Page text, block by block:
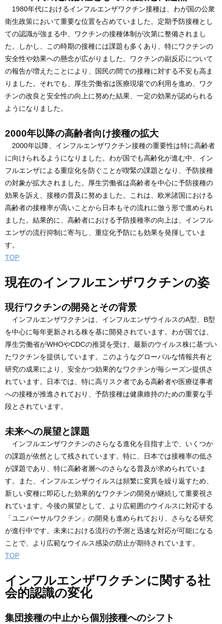
1980年代におけるインフルエンザワクチン接種は、わが国の公衆
衛生政策において重要な位置を占めていました。定期予防接種とし
ての認識が強まる中、ワクチンの接種体制が次第に整備されまし
た。しかし、この時期の接種には課題も多くあり、特にワクチンの
安全性や効果への懸念が広がりました。ワクチンの副反応について
の報告が増えたことにより、国民の間での接種に対する不安も高ま
りました。それでも、厚生労働省は医療現場での利用を進め、ワク
チンの改良と安全性の向上に努めた結果、一定の効果が認められる
ようになりました。
2000年以降の高齢者向け接種の拡大
2000年以降、インフルエンザワクチン接種の重要性は特に高齢者
に向けられるようになりました。わが国でも高齢化が進む中、イン
フルエンザによる重症化を防ぐことが喫緊の課題となり、予防接種
の対象が拡大されました。厚生労働省は高齢者を中心に予防接種の
効果を訴え、接種の普及に努めました。これは、欧米諸国における
高齢者の接種率が高いことから日本もその流れに倣う形で進められ
ました。結果的に、高齢者における予防接種率の向上は、インフル
エンザの流行抑制に寄与し、重症化予防にも効果を発揮していま
す。
TOP
現在のインフルエンザワクチンの姿
現行ワクチンの開発とその背景
インフルエンザワクチンは、インフルエンザウイルスのA型、B型
を中心に毎年更新される株を基に開発されています。わが国では、
厚生労働省がWHOやCDCの推奨を受け、最新のウイルス株に基づい
たワクチンを提供しています。このようなグローバルな情報共有と
研究の成果により、安全かつ効果的なワクチンが毎シーズン提供さ
れています。日本では、特に高リスク者である高齢者や医療従事者
への接種が推進されており、予防接種は健康維持のための重要な手
段とされています。
未来への展望と課題
インフルエンザワクチンのさらなる進化を目指す上で、いくつか
の課題が依然として残されています。特に、日本では接種率の低さ
が課題であり、特に高齢者層へのさらなる普及が求められていま
す。また、インフルエンザウイルスは頻繁に変異を繰り返すため、
新しい変種に即応した効果的なワクチンの開発が継続して重要視さ
れています。今後の展望として、より広範囲のウイルスに対応する
「ユニバーサルワクチン」の開発も進められており、さらなる研究
が進行中です。未来における流行の予測と迅速な対応が可能になる
ことで、より広範なウイルス感染の防止が期待されています。
TOP
インフルエンザワクチンに関する社
会的認識の変化
集団接種の中止から個別接種へのシフト